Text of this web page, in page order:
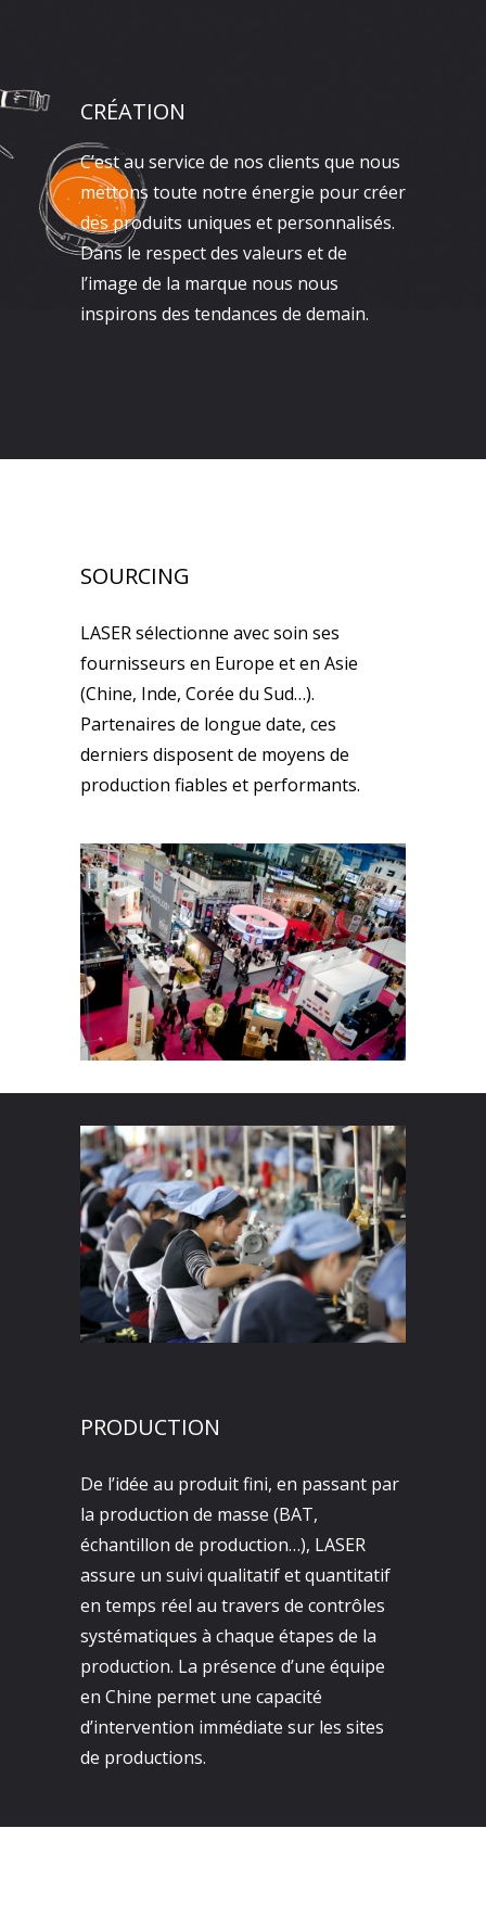
CRÉATION
C’est au service de nos clients que nous
mettons toute notre énergie pour créer
des produits uniques et personnalisés.
Dans le respect des valeurs et de
l’image de la marque nous nous
inspirons des tendances de demain.
SOURCING
LASER sélectionne avec soin ses
fournisseurs en Europe et en Asie
(Chine, Inde, Corée du Sud…).
Partenaires de longue date, ces
derniers disposent de moyens de
production fiables et performants.
PRODUCTION
De l’idée au produit fini, en passant par
la production de masse (BAT,
échantillon de production…), LASER
assure un suivi qualitatif et quantitatif
en temps réel au travers de contrôles
systématiques à chaque étapes de la
production. La présence d’une équipe
en Chine permet une capacité
d’intervention immédiate sur les sites
de productions.